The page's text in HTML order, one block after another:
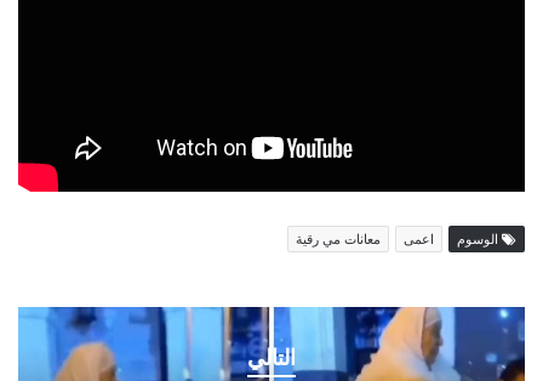
الوسوم اعمى معانات مي رقية
التالي
شاب
يحمل
والدته